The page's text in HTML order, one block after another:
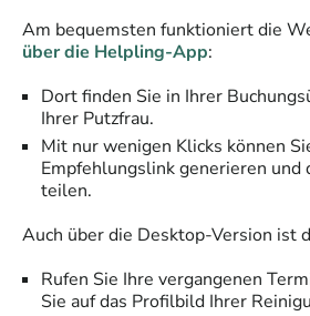
Am bequemsten funktioniert die
über die Helpling-App:
Dort finden Sie in Ihrer
Ihrer Putzfrau.
Mit nur wenigen Klicks können
Empfehlungslink generieren und
teilen.
Auch über die Desktop-Version ist
Rufen Sie Ihre vergangenen
Sie auf das Profilbild Ihrer